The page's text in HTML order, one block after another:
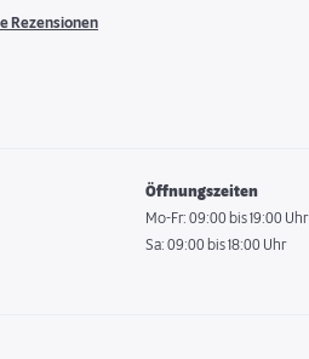
Rezensionen
Öffnungszeiten
Mo-Fr: 09:00 bis 19:00 Uhr
Sa: 09:00 bis 18:00 Uhr